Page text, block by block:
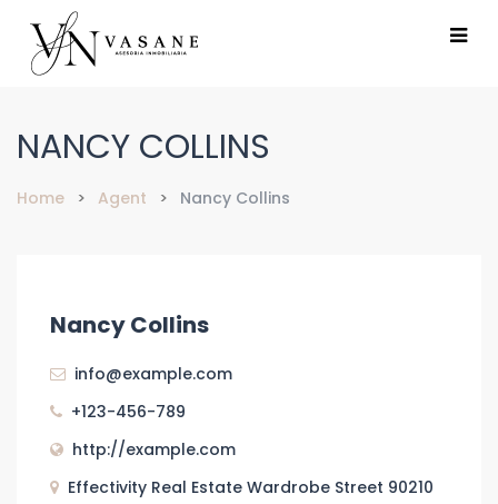
NANCY COLLINS
Home Agent Nancy Collins
Nancy Collins
info@example.com
+123-456-789
http://example.com
Effectivity Real Estate Wardrobe Street 90210